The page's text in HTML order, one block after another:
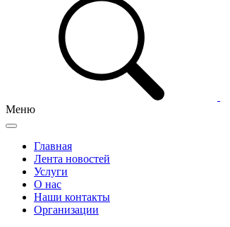
Меню
Главная
Лента новостей
Услуги
О нас
Наши контакты
Организации